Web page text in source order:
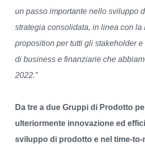
un passo importante nello sviluppo
strategia consolidata, in linea con la
proposition per tutti gli stakeholder
di business e finanziarie che
2022.”
Da tre a due Gruppi di Prodotto
ulteriormente innovazione ed
sviluppo di prodotto e nel time-to-